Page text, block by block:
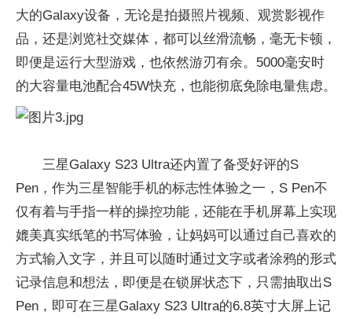
大的Galaxy设备，无论是拍摄照片视频、观赏影视作
品，还是浏览社交媒体，都可以丝滑流畅，毫无卡顿，
即便是运行大型游戏，也依然游刃有余。5000毫安时
的大容量电池配合45W快充，也能彻底免除电量焦虑。
三星Galaxy S23 Ultra还内置了备受好评的S
Pen，作为三星智能手机的标志性体验之一，S Pen不
仅有着与手指一样的操控功能，还能在手机屏幕上实现
媲美真实纸笔的书写体验，让妈妈可以通过自己喜欢的
方式输入文字，并且可以随时通过文字或者涂鸦的形式
记录信息和想法，即便是在锁屏状态下，只需抽取出S
Pen，即可在三星Galaxy S23 Ultra的6.8英寸大屏上记